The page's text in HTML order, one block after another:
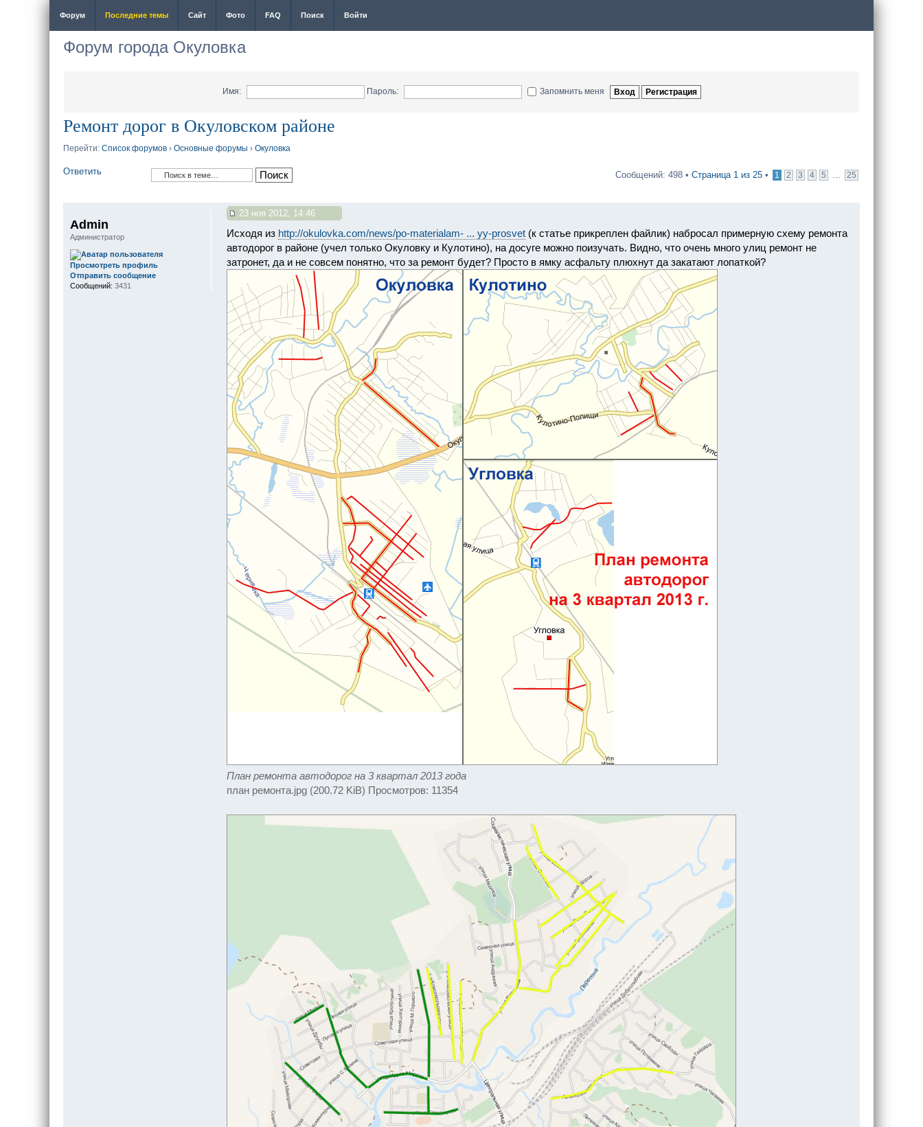
Форум Последние темы Сайт Фото FAQ Поиск Войти
Форум города Окуловка
Имя: Пароль: Запомнить меня
Ремонт дорог в Окуловском районе
Перейти: Список форумов › Основные форумы › Окуловка
Ответить Сообщений: 498 • Страница 1 из 25 • 1 2 3 4 5 ... 25
23 ноя 2012, 14:46
Исходя из http://okulovka.com/news/po-materialam- ... yy-prosvet (к статье прикреплен файлик) набросал примерную схему ремонта
автодорог в районе (учел только Окуловку и Кулотино), на досуге можно поизучать. Видно, что очень много улиц ремонт не
затронет, да и не совсем понятно, что за ремонт будет? Просто в ямку асфальту плюхнут да закатают лопаткой?
План ремонта автодорог на 3 квартал 2013 года
план ремонта.jpg (200.72 KiB) Просмотров: 11354
Admin
Администратор
Просмотреть профиль
Отправить сообщение
Сообщений: 3431